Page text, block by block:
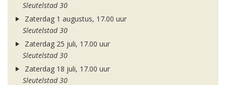
Sleutelstad 30
Zaterdag 1 augustus, 17.00 uur
Sleutelstad 30
Zaterdag 25 juli, 17.00 uur
Sleutelstad 30
Zaterdag 18 juli, 17.00 uur
Sleutelstad 30